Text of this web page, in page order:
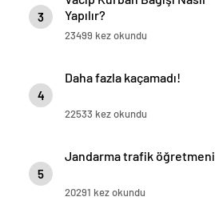
3
Yapılır?
23499 kez okundu
4
Daha fazla kaçamadı!
22533 kez okundu
5
Jandarma trafik öğretmeni
20291 kez okundu